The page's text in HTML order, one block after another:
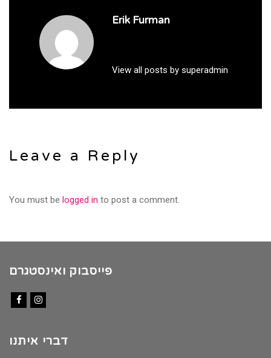
Erik Furman
View all posts by superadmin
Leave a Reply
You must be logged in to post a comment.
פייסבוק ואינסטגרם
דברי איתנו